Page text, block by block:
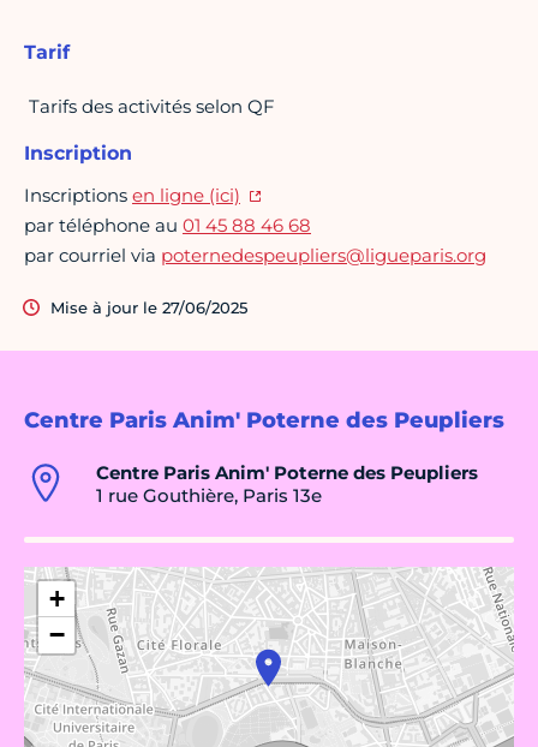
Centre Paris Anim' Poterne des Peupliers
Centre Paris Anim' Poterne des Peupliers
1 rue Gouthière, Paris 13e
+
−
Tarif
Tarifs des activités selon QF
Inscription
Inscriptions en ligne (ici)
par téléphone au 01 45 88 46 68
par courriel via poternedespeupliers@ligueparis.org
Mise à jour le 27/06/2025